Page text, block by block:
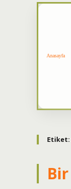
Anasayfa
Etiket: